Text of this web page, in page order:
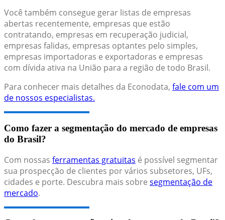
Você também consegue gerar listas de empresas
abertas recentemente, empresas que estão
contratando, empresas em recuperação judicial,
empresas falidas, empresas optantes pelo simples,
empresas importadoras e exportadoras e empresas
com dívida ativa na União para a região de todo Brasil.
Para conhecer mais detalhes da Econodata, fale com um
de nossos especialistas.
Como fazer a segmentação do mercado de empresas
do Brasil?
Com nossas ferramentas gratuitas é possível segmentar
sua prospecção de clientes por vários subsetores, UFs,
cidades e porte. Descubra mais sobre segmentação de
mercado.